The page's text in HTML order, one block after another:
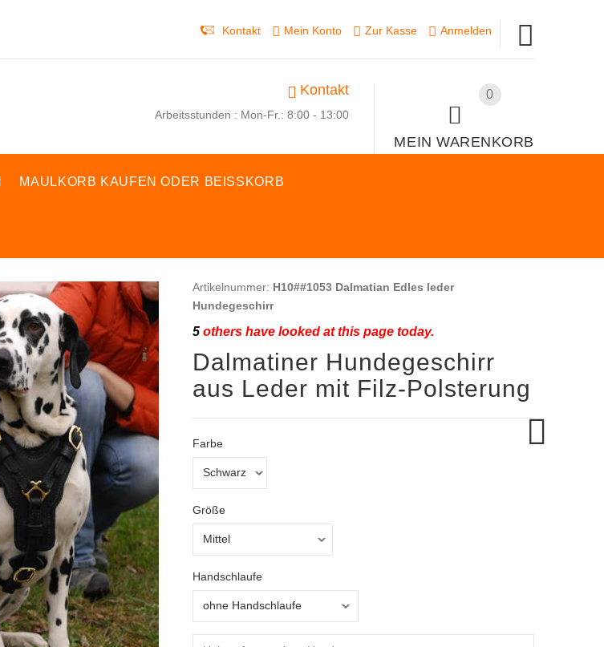
Kontakt Mein Konto Zur Kasse Anmelden
0
MEIN WARENKORB
Kontakt
Arbeitsstunden : Mon-Fr.: 8:00 - 13:00
MAULKORB KAUFEN ODER BEISSKORB
Artikelnummer: H10##1053 Dalmatian Edles leder
Hundegeschirr
5others have looked at this page today.
Dalmatiner Hundegeschirr
aus Leder mit Filz-Polsterung
Farbe
Größe
Handschlaufe